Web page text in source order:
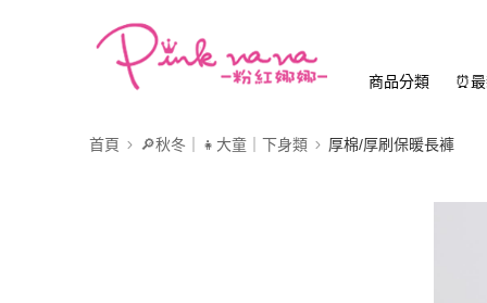
商品分類 ⏰
首頁 🔎秋冬｜👧大童｜下身類 厚棉/厚刷保暖長褲